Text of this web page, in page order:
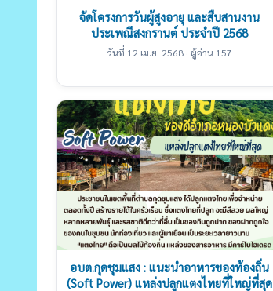
จัดโครงการวันผู้สูงอายุ และสืบสานงาน
ประเพณีสงกรานต์ ประจำปี 2568
วันที่ 12 เม.ย. 2568 · ผู้อ่าน 157
อบต.กุดชุมแสง : แนะนำอาหารของท้องถิ่น
(Soft Power) แหล่งปลูกแตงไทยที่ใหญ่ที่สุด